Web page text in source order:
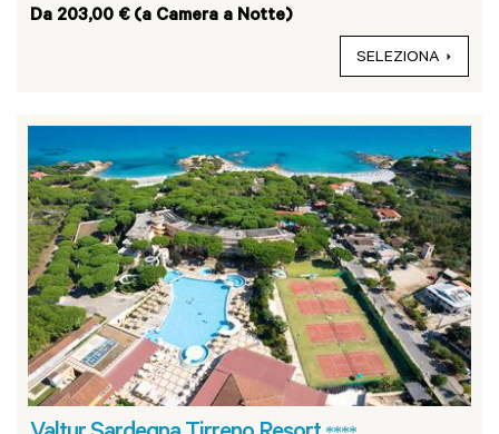
Da 203,00 € (a Camera a Notte)
SELEZIONA